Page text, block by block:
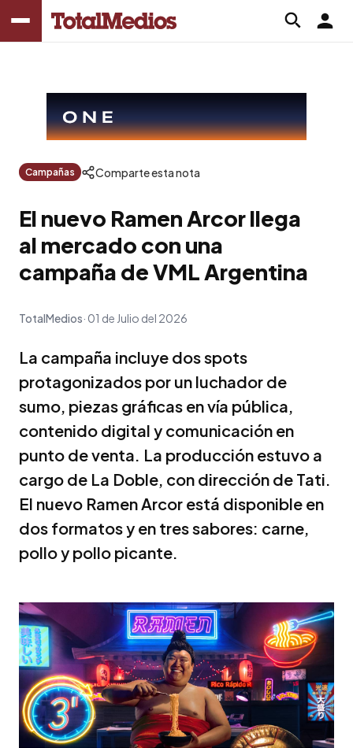
Campañas Comparte esta nota
El nuevo Ramen Arcor llega
al mercado con una
campaña de VML Argentina
TotalMedios 01 de Julio del 2026
La campaña incluye dos spots
protagonizados por un luchador de
sumo, piezas gráficas en vía pública,
contenido digital y comunicación en
punto de venta. La producción estuvo a
cargo de La Doble, con dirección de Tati.
El nuevo Ramen Arcor está disponible en
dos formatos y en tres sabores: carne,
pollo y pollo picante.